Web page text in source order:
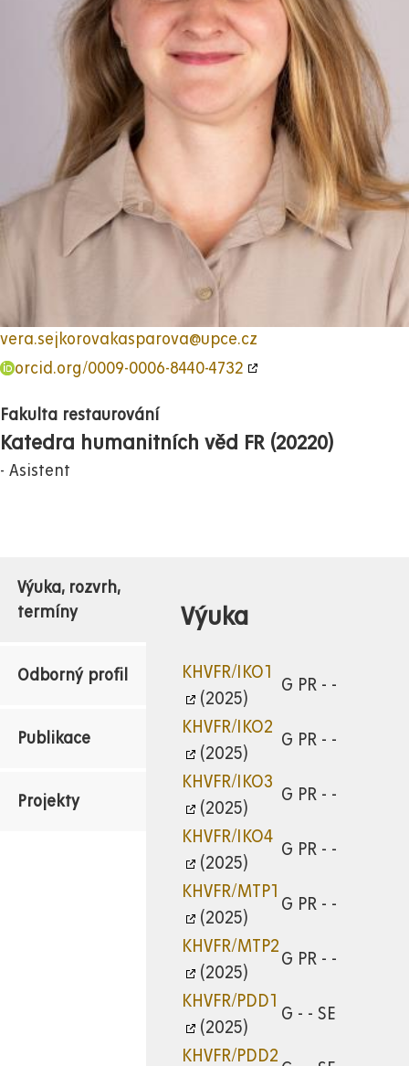
vera.sejkorovakasparova@upce.cz
orcid.org/0009-0006-8440-4732
Fakulta restaurování
Katedra humanitních věd FR (20220)
Asistent
Výuka, rozvrh,
termíny
Odborný profil
Publikace
Projekty
Výuka
KHVFR/IKO1
(2025)
G PR - -
KHVFR/IKO2
(2025)
G PR - -
KHVFR/IKO3
(2025)
G PR - -
KHVFR/IKO4
(2025)
G PR - -
KHVFR/MTP1
(2025)
G PR - -
KHVFR/MTP2
(2025)
G PR - -
KHVFR/PDD1
(2025)
G - - SE
KHVFR/PDD2